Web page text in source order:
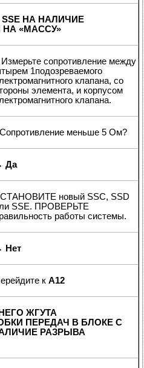
SSE НА НАЛИЧИЕ
НА «МАССУ»
Измерьте сопротивление между
1подозреваемого
клапана, со
элемента, и корпусом
клапана.
меньше 5 Ом?
Да
новый SSC, SSD
SSE. ПРОВЕРЬТЕ
работы системы.
Нет
к A12
ЖГУТА
ПЕРЕДАЧ В БЛОКЕ С
РАЗРЫВА